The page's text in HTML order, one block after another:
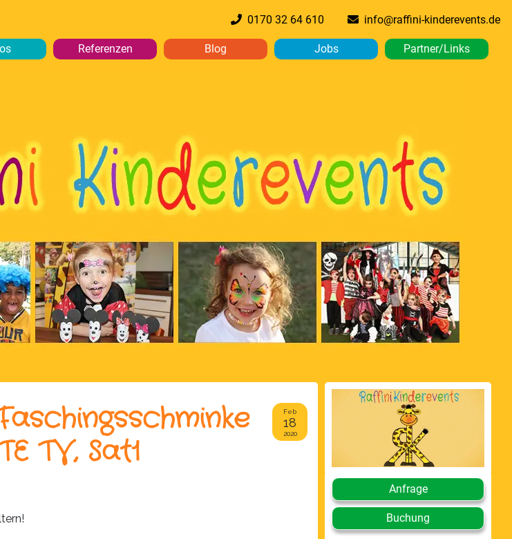
0170 32 64 610 info@raffini-kinderevents.de
Referenzen Blog Jobs Partner/Links
TV, Sat1
Feb
18
2020
Anfrage
Buchung